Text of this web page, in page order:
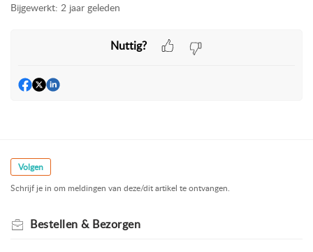
Bijgewerkt: 2 jaar geleden
Nuttig?
Volgen
Schrijf je in om meldingen van deze/dit artikel te ontvangen.
Bestellen & Bezorgen